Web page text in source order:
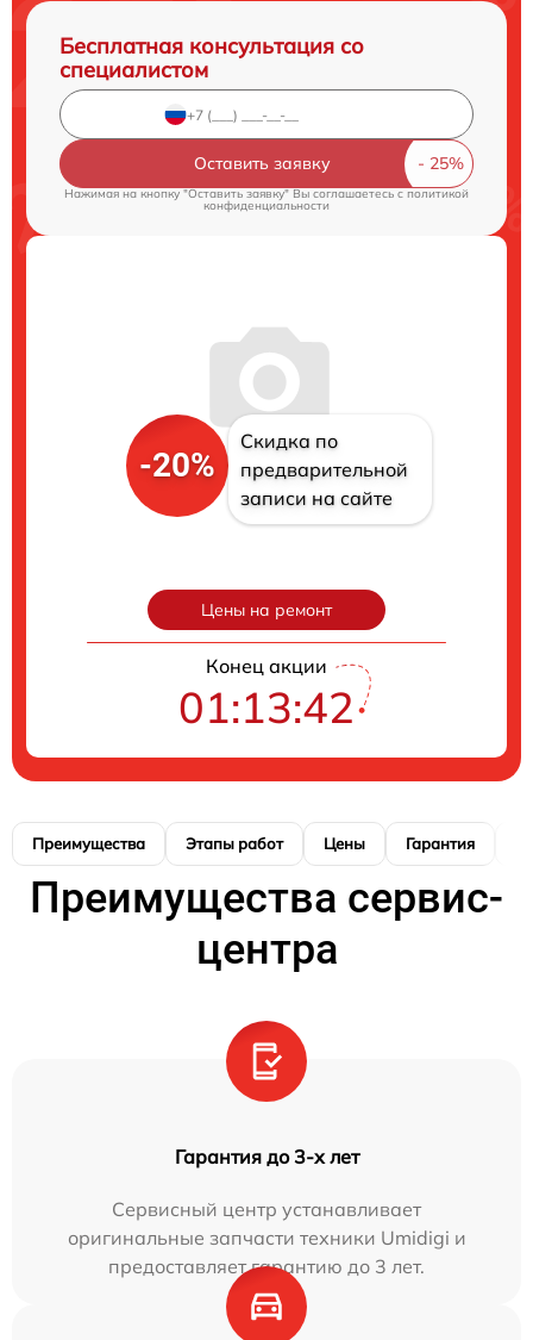
Бесплатная консультация со
специалистом
Оставить заявку
Нажимая на кнопку "Оставить заявку" Вы соглашаетесь c политикой
конфиденциальности
-20%
Скидка по
предварительной
записи на сайте
Цены на ремонт
Конец акции
01:13:41
Преимущества Этапы работ Цены Гарантия
Преимущества сервис-
центра
Гарантия до 3-х лет
Сервисный центр устанавливает
оригинальные запчасти техники Umidigi и
предоставляет гарантию до 3 лет.